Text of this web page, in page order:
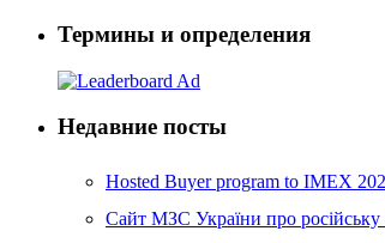
Термины и определения
Недавние посты
Hosted Buyer program to IMEX
Cайт МЗС України про